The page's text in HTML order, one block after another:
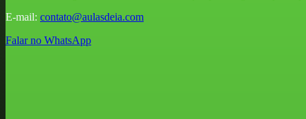
E-mail: contato@aulasdeia.com
Falar no WhatsApp